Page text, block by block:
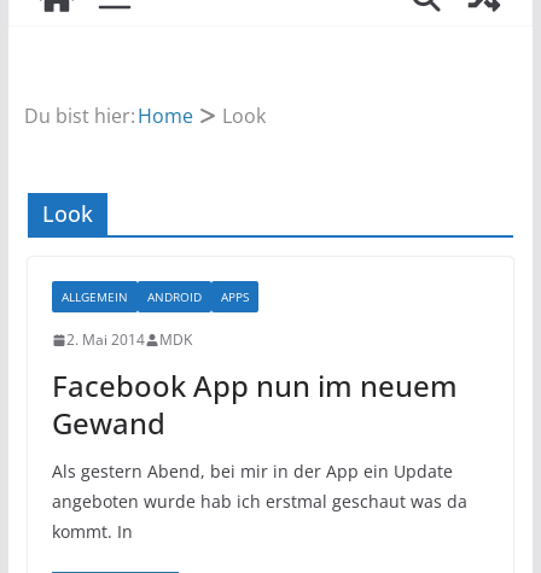
Du bist hier:Home Look
Look
ALLGEMEIN ANDROID APPS
2. Mai 2014 MDK
Facebook App nun im neuem
Gewand
Als gestern Abend, bei mir in der App ein Update
angeboten wurde hab ich erstmal geschaut was da
kommt. In